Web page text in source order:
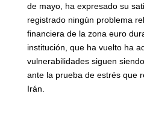
de mayo, ha expresado su
registrado ningún problema
financiera de la zona euro
institución, que ha vuelto ha
vulnerabilidades siguen
ante la prueba de estrés que
Irán.